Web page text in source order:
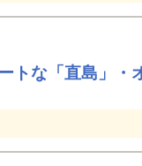
トな「直島」